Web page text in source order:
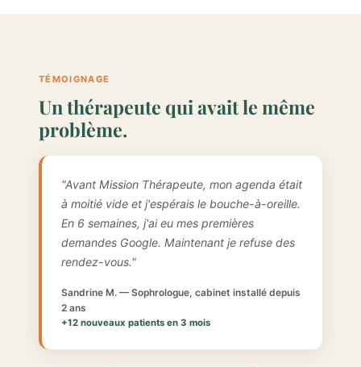
TÉMOIGNAGE
Un thérapeute qui avait le même
problème.
"Avant Mission Thérapeute, mon agenda était
à moitié vide et j'espérais le bouche-à-oreille.
En 6 semaines, j'ai eu mes premières
demandes Google. Maintenant je refuse des
rendez-vous."
Sandrine M. — Sophrologue, cabinet installé depuis
2 ans
+12 nouveaux patients en 3 mois